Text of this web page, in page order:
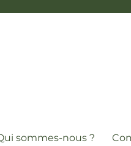
sommes-nous ?